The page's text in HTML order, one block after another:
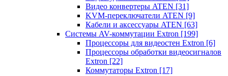
Видео конвертеры ATEN [31]
KVM-переключатели ATEN [9]
Кабели и аксессуары ATEN [63]
Системы AV-коммутации Extron [199]
Процессоры для видеостен Extron [6]
Процессоры обработки видеосигналов
Extron [22]
Коммутаторы Extron [17]